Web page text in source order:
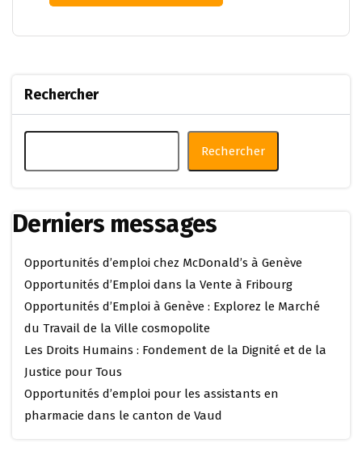
Rechercher
Rechercher
Derniers messages
Opportunités d’emploi chez McDonald’s à Genève
Opportunités d’Emploi dans la Vente à Fribourg
Opportunités d’Emploi à Genève : Explorez le Marché
du Travail de la Ville cosmopolite
Les Droits Humains : Fondement de la Dignité et de la
Justice pour Tous
Opportunités d’emploi pour les assistants en
pharmacie dans le canton de Vaud